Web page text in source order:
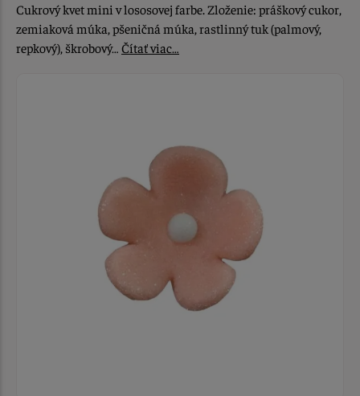
Cukrový kvet mini v lososovej farbe. Zloženie: práškový cukor,
zemiaková múka, pšeničná múka, rastlinný tuk (palmový,
repkový), škrobový… Čítať viac…